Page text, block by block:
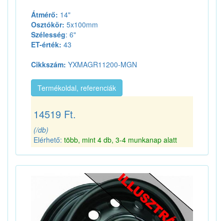
Átmérő: 14"
Osztókör: 5x100mm
Szélesség: 6"
ET-érték: 43
Cikkszám: YXMAGR11200-MGN
Termékoldal, referenciák
14519 Ft.
(/db)
Elérhető: több, mint 4 db, 3-4 munkanap alatt